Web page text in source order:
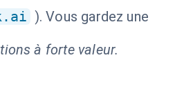
). Vous gardez une
à forte valeur.